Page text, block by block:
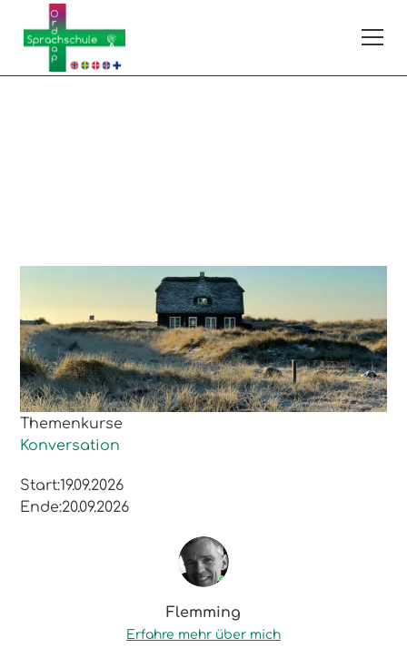
Dänisch
263DAA2x03
A2–Anfänger mit geringen Vorkenntnissen
Themenkurse
Konversation
Start:19.09.2026
Ende:20.09.2026
Flemming
Erfahre mehr über mich